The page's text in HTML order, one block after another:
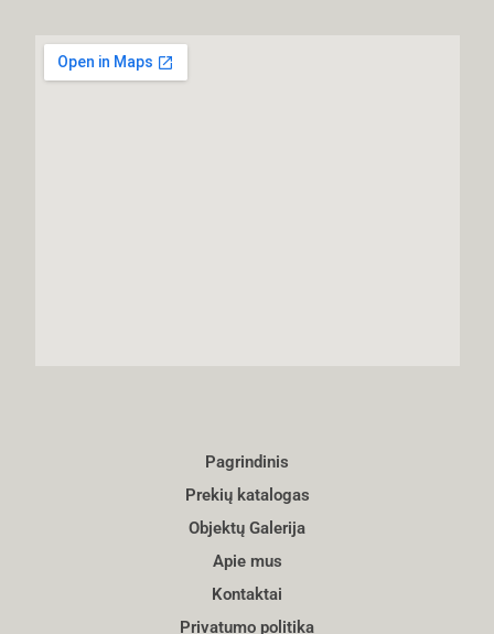
Pagrindinis
Prekių katalogas
Objektų Galerija
Apie mus
Kontaktai
Privatumo politika